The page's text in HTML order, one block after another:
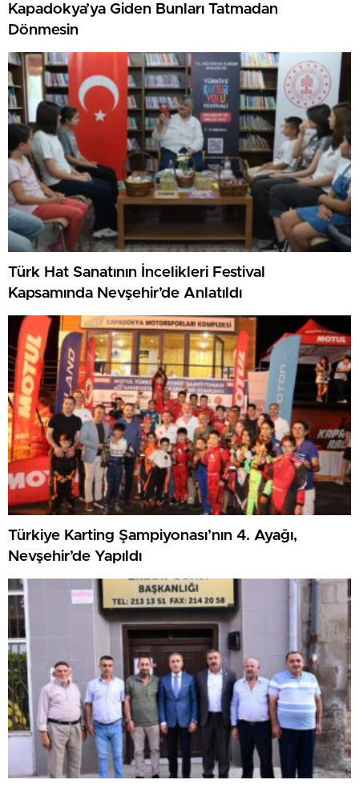
Kapadokya’ya Giden Bunları Tatmadan
Dönmesin
Türk Hat Sanatının İncelikleri Festival
Kapsamında Nevşehir’de Anlatıldı
Türkiye Karting Şampiyonası’nın 4. Ayağı,
Nevşehir’de Yapıldı